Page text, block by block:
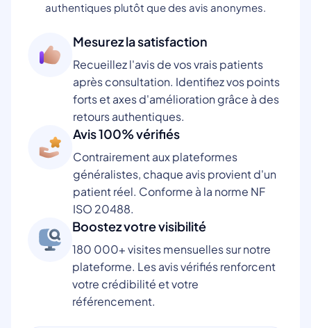
authentiques plutôt que des avis anonymes.
Mesurez la satisfaction
Recueillez l'avis de vos vrais patients
après consultation. Identifiez vos points
forts et axes d'amélioration grâce à des
retours authentiques.
Avis 100% vérifiés
Contrairement aux plateformes
généralistes, chaque avis provient d'un
patient réel. Conforme à la norme NF
ISO 20488.
Boostez votre visibilité
180 000+ visites mensuelles sur notre
plateforme. Les avis vérifiés renforcent
votre crédibilité et votre
référencement.